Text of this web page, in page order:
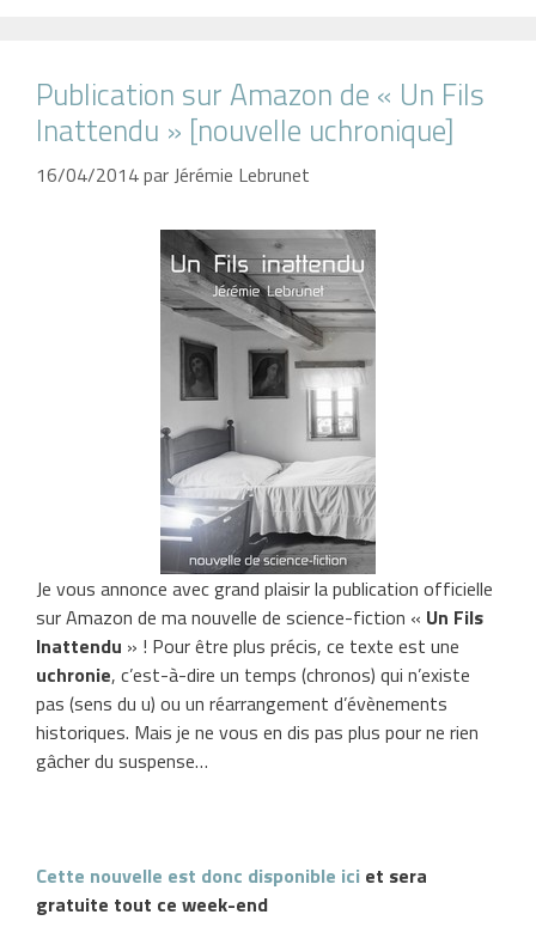
Publication sur Amazon de « Un Fils
Inattendu » [nouvelle uchronique]
16/04/2014par Jérémie Lebrunet
Je vous annonce avec grand plaisir la publication officielle
sur Amazon de ma nouvelle de science-fiction « Un Fils
Inattendu » ! Pour être plus précis, ce texte est une
uchronie, c’est-à-dire un temps (chronos) qui n’existe
pas (sens du u) ou un réarrangement d’évènements
historiques. Mais je ne vous en dis pas plus pour ne rien
gâcher du suspense…
Cette nouvelle est donc disponible ici et sera
gratuite tout ce week-end